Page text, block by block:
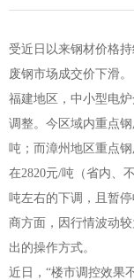
受近日以来钢材价格
废钢市场成交价下滑。
福建地区，中小型电
调整。今区域内重点
吨；而漳州地区重点
在2820元/吨（省内、
吨左右的下调，且暂
商方面，因行情波动
出的操作方式。
近日，“楼市调控效果